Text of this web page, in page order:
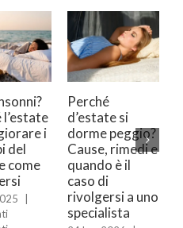
Perché
d’estate si
dorme peggio?
Cause, rimedi e
quando è il
caso di
rivolgersi a uno
specialista
Agopuntura
insonnia: un
approccio
integrato
dormire
Commenti
disabilitati